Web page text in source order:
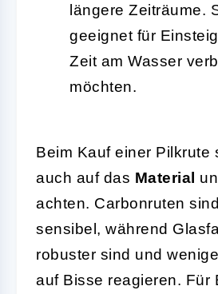
längere Zeiträume.
geeignet für
Zeit am Wasser
möchten.
Beim Kauf einer Pilkrute
auch auf das Material
achten. Carbonruten
sensibel, während
robuster sind und
auf Bisse reagieren. Für